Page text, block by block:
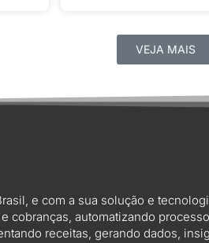
VEJA MAIS
e com a sua solução e
cobranças, automatizando
receitas, gerando dados,